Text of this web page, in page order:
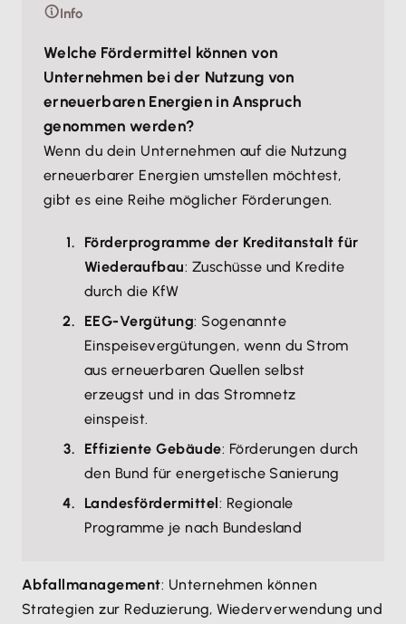
Info
Welche Fördermittel können von
Unternehmen bei der Nutzung von
erneuerbaren Energien in Anspruch
genommen werden?
Wenn du dein Unternehmen auf die Nutzung
erneuerbarer Energien umstellen möchtest,
gibt es eine Reihe möglicher Förderungen.
Förderprogramme der Kreditanstalt für
Wiederaufbau: Zuschüsse und Kredite
durch die KfW
EEG-Vergütung: Sogenannte
Einspeisevergütungen, wenn du Strom
aus erneuerbaren Quellen selbst
erzeugst und in das Stromnetz
einspeist.
Effiziente Gebäude: Förderungen durch
den Bund für energetische Sanierung
Landesfördermittel: Regionale
Programme je nach Bundesland
Abfallmanagement: Unternehmen können
Strategien zur Reduzierung, Wiederverwendung und